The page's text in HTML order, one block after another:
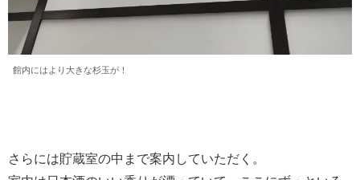
館内にはより大きな杉玉が！
さらには貯蔵室の中まで案内していただく。